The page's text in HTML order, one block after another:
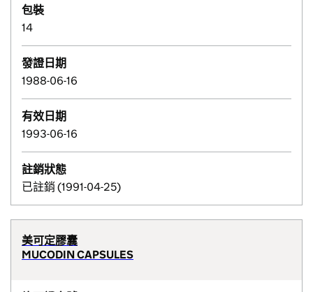
包裝
14
發證日期
1988-06-16
有效日期
1993-06-16
註銷狀態
已註銷 (1991-04-25)
美可定膠囊
MUCODIN CAPSULES